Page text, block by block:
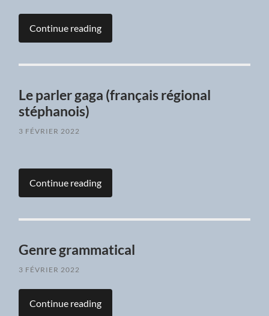
Continue reading
Le parler gaga (français régional
stéphanois)
3 FÉVRIER 2022
Continue reading
Genre grammatical
3 FÉVRIER 2022
Continue reading